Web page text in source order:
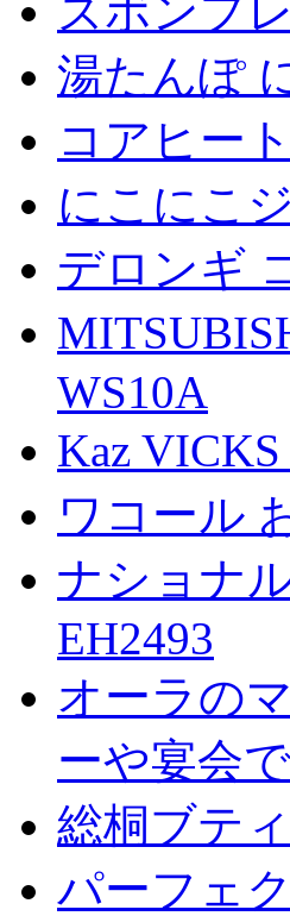
ズボンプ
湯たんぽ
コアヒー
にこにこ
デロンギ
WS10A
Kaz
ワコール
ナショナ
EH2493
オーラの
ーや宴会
総桐ブテ
パーフェ